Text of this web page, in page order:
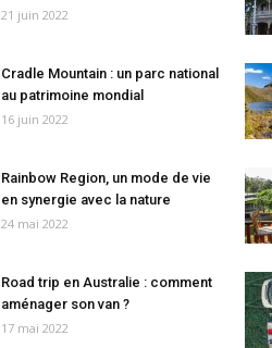
21 juin 2022
Cradle Mountain : un parc national
au patrimoine mondial
16 juin 2022
Rainbow Region, un mode de vie
en synergie avec la nature
24 mai 2022
Road trip en Australie : comment
aménager son van ?
17 mai 2022